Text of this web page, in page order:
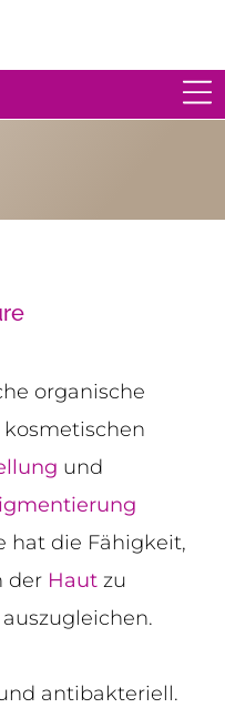
organische
und
hat die Fähigkeit,
der Haut zu
auszugleichen.
antibakteriell.